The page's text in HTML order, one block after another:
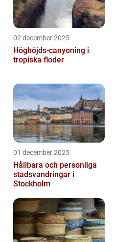
02 december 2025
Höghöjds-canyoning i
tropiska floder
01 december 2025
Hållbara och personliga
stadsvandringar i
Stockholm